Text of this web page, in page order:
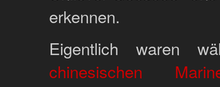
erkennen.
Eigentlich waren
chinesischen